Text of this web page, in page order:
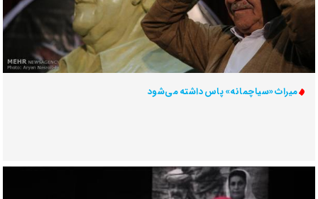
میراث «سیاچمانه» پاس داشته می‌شود